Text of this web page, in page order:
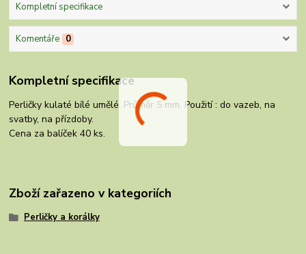
Kompletní specifikace
Komentáře 0
Kompletní specifikace
Perličky kulaté bílé umělé. Průměr 5 mm. Použití : do vazeb, na
svatby, na přízdoby.
Cena za balíček 40 ks.
Zboží zařazeno v kategoriích
Perličky a korálky